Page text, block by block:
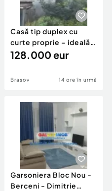
Casă tip duplex cu
curte proprie – ideală
pentru renovar
128.000 eur
Brasov 14 ore în urmă
Garsoniera Bloc Nou -
Berceni - Dimitrie